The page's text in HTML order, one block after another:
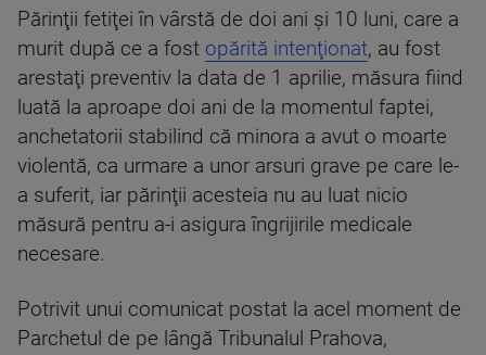
Părinţii fetiţei în vârstă de doi ani şi 10 luni, care a
murit după ce a fost opărită intenţionat, au fost
arestaţi preventiv la data de 1 aprilie, măsura fiind
luată la aproape doi ani de la momentul faptei,
anchetatorii stabilind că minora a avut o moarte
violentă, ca urmare a unor arsuri grave pe care le-
a suferit, iar părinţii acesteia nu au luat nicio
măsură pentru a-i asigura îngrijirile medicale
necesare.
Potrivit unui comunicat postat la acel moment de
Parchetul de pe lângă Tribunalul Prahova,